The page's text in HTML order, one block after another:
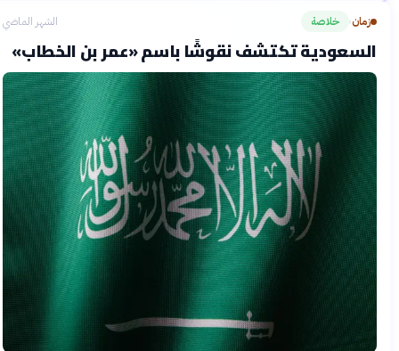
زمان› خلاصة الشهر الماضي
السعودية تكتشف نقوشًا باسم «عمر بن الخطاب»